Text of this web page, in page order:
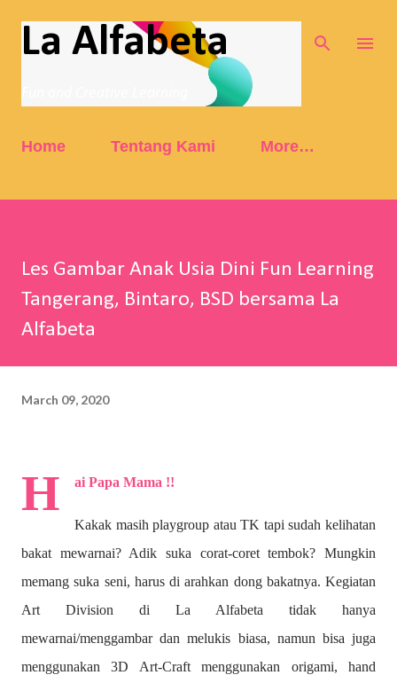
Skip to main content
La Alfabeta
Home Tentang Kami More…
Les Gambar Anak Usia Dini Fun Learning
Tangerang, Bintaro, BSD bersama La
Alfabeta
March 09, 2020
H ai Papa Mama !!
Kakak masih playgroup atau TK tapi sudah kelihatan
bakat mewarnai? Adik suka corat-coret tembok? Mungkin
memang suka seni, harus di arahkan dong bakatnya. Kegiatan
Art Division di La Alfabeta tidak hanya
mewarnai/menggambar dan melukis biasa, namun bisa juga
menggunakan 3D Art-Craft menggunakan origami, hand